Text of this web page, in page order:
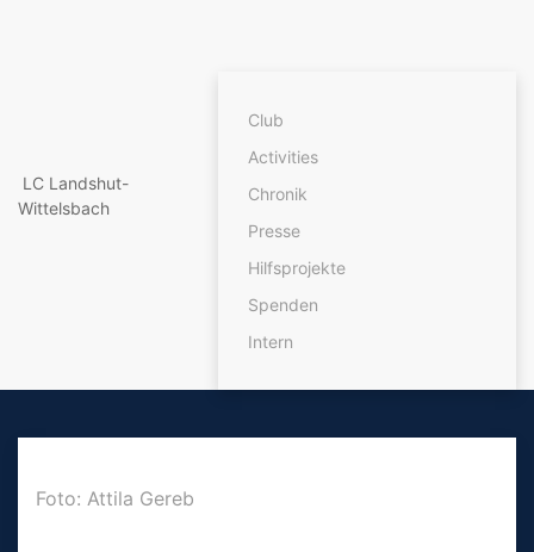
LC Landshut-
Wittelsbach
Club
Activities
Chronik
Presse
Hilfsprojekte
Spenden
Intern
Foto: Attila Gereb